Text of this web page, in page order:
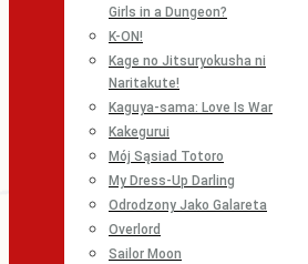
Girls in a Dungeon?
K-ON!
Kage no Jitsuryokusha ni
Naritakute!
Kaguya-sama: Love Is War
Kakegurui
Mój Sąsiad Totoro
My Dress-Up Darling
Odrodzony Jako Galareta
Overlord
Sailor Moon